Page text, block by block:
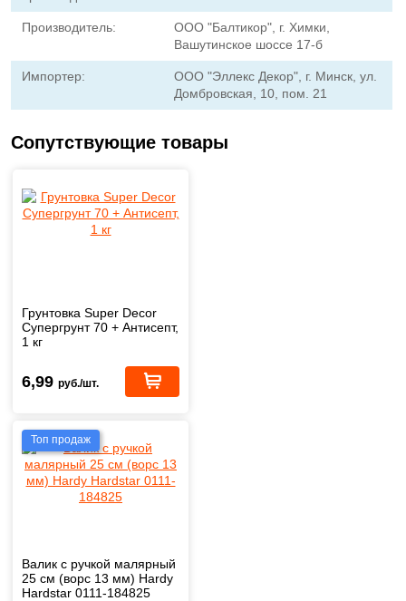
Производитель:
ООО "Балтикор", г. Химки,
Вашутинское шоссе 17-б
Импортер:
ООО "Эллекс Декор", г. Минск, ул.
Домбровская, 10, пом. 21
Сопутствующие товары
Грунтовка Super Decor
Супергрунт 70 + Антисепт,
1 кг
6,99 руб./шт.
Топ продаж
Валик с ручкой малярный
25 см (ворс 13 мм) Hardy
Hardstar 0111-184825